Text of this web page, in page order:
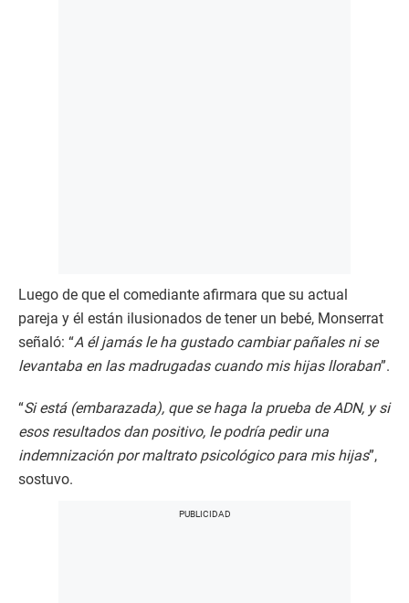
Luego de que el comediante afirmara que su actual
pareja y él están ilusionados de tener un bebé, Monserrat
señaló: “A él jamás le ha gustado cambiar pañales ni se
levantaba en las madrugadas cuando mis hijas lloraban”.
“Si está (embarazada), que se haga la prueba de ADN, y si
esos resultados dan positivo, le podría pedir una
indemnización por maltrato psicológico para mis hijas”,
sostuvo.